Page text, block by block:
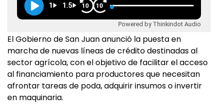
1 1.5 10 10
Powered by Thinkindot Audio
El Gobierno de San Juan anunció la puesta en
marcha de nuevas líneas de crédito destinadas al
sector agrícola, con el objetivo de facilitar el acceso
al financiamiento para productores que necesitan
afrontar tareas de poda, adquirir insumos o invertir
en maquinaria.